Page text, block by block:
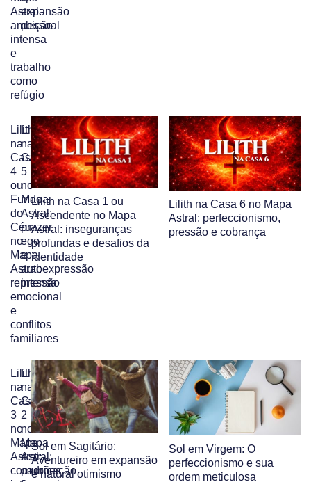
Astral:
ambição
intensa
e
trabalho
como
refúgio
expansão
pessoal
Lilith
na
Casa
4
ou
Fundo
do
Céu
no
Mapa
Astral:
repressão
emocional
e
conflitos
familiares
Lilith
na
Casa
5
no
Mapa
Astral:
prazer,
ego
e
autoexpressão
intensa
Lilith na Casa 1 ou
Ascendente no Mapa
Astral: inseguranças
profundas e desafios da
identidade
Lilith na Casa 6 no Mapa
Astral: perfeccionismo,
pressão e cobrança
Lilith
na
Casa
3
no
Mapa
Astral:
comunicação
Lilith
na
Casa
2
no
Mapa
Astral:
padrões
Sol em Sagitário:
Aventureiro em expansão
e natural otimismo
Sol em Virgem: O
perfeccionismo e sua
ordem meticulosa